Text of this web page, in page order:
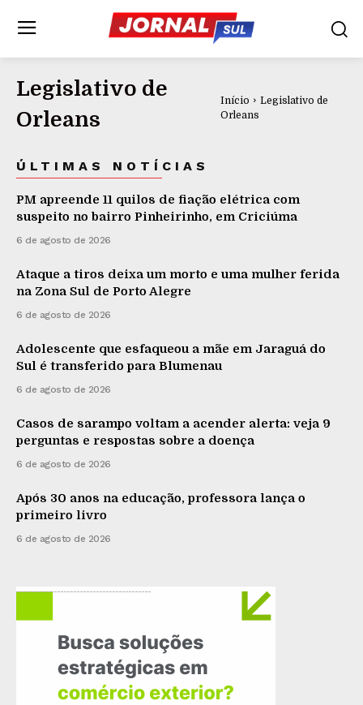
Legislativo de
Orleans
Início
Legislativo de
Orleans
ÚLTIMAS NOTÍCIAS
PM apreende 11 quilos de fiação elétrica com
suspeito no bairro Pinheirinho, em Criciúma
6 de agosto de 2026
Ataque a tiros deixa um morto e uma mulher ferida
na Zona Sul de Porto Alegre
6 de agosto de 2026
Adolescente que esfaqueou a mãe em Jaraguá do
Sul é transferido para Blumenau
6 de agosto de 2026
Casos de sarampo voltam a acender alerta: veja 9
perguntas e respostas sobre a doença
6 de agosto de 2026
Após 30 anos na educação, professora lança o
primeiro livro
6 de agosto de 2026